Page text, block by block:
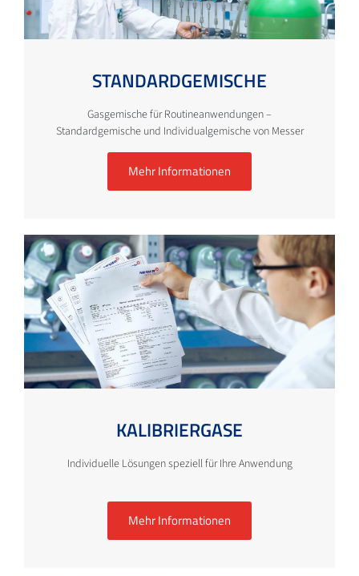
STANDARDGEMISCHE
Gasgemische für Routineanwendungen –
Standardgemische und Individualgemische von Messer
Mehr Informationen
KALIBRIERGASE
Individuelle Lösungen speziell für Ihre Anwendung
Mehr Informationen